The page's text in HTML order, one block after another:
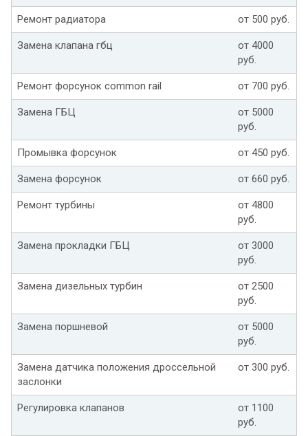
Ремонт радиатора от 500 руб.
Замена клапана гбц
от 4000
руб.
Ремонт форсунок common rail от 700 руб.
Замена ГБЦ
от 5000
руб.
Промывка форсунок от 450 руб.
Замена форсунок от 660 руб.
Ремонт турбины
от 4800
руб.
Замена прокладки ГБЦ
от 3000
руб.
Замена дизельных турбин
от 2500
руб.
Замена поршневой
от 5000
руб.
Замена датчика положения дроссельной
заслонки
от 300 руб.
Регулировка клапанов
от 1100
руб.